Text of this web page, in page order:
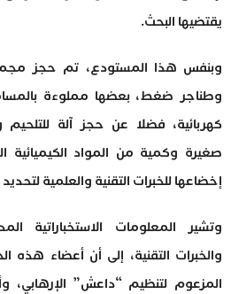
يقتضيها البحث.
وبنفس هذا المستودع، تم حجز
وطناجر ضغط، بعضها مملوءة
كهربائية، فضلا عن حجز آلة
صغيرة وكمية من المواد الكيميائية
إخضاعها للخبرات التقنية والعلمية
وتشير المعلومات الاستخباراتية
والخبرات التقنية، إلى أن أعضاء هذه
المزعوم لتنظيم “داعش” الإرهابي،